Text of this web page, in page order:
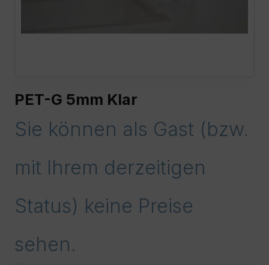
PET-G 5mm Klar
Sie können als Gast (bzw.
mit Ihrem derzeitigen
Status) keine Preise
sehen.